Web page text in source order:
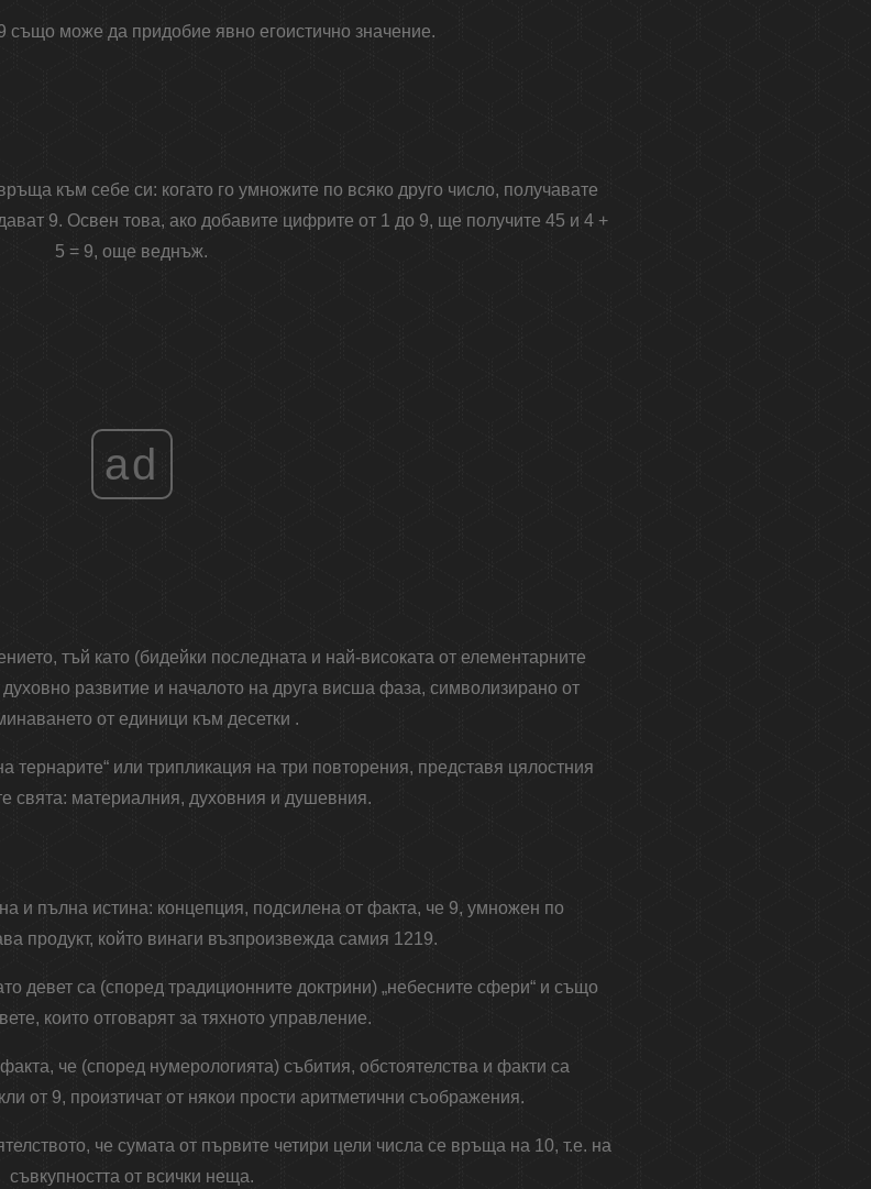
също може да придобие явно егоистично значение.
към себе си: когато го умножите по всяко друго число, получавате
9. Освен това, ако добавите цифрите от 1 до 9, ще получите 45 и 4 +
5 = 9, още веднъж.
ad
тъй като (бидейки последната и най-високата от елементарните
развитие и началото на друга висша фаза, символизирано от
от единици към десетки .
тернарите“ или трипликация на три повторения, представя цялостния
свята: материалния, духовния и душевния.
и пълна истина: концепция, подсилена от факта, че 9, умножен по
продукт, който винаги възпроизвежда самия 1219.
девет са (според традиционните доктрини) „небесните сфери“ и също
които отговарят за тяхното управление.
че (според нумерологията) събития, обстоятелства и факти са
от 9, произтичат от някои прости аритметични съображения.
че сумата от първите четири цели числа се връща на 10, т.е. на
съвкупността от всички неща.